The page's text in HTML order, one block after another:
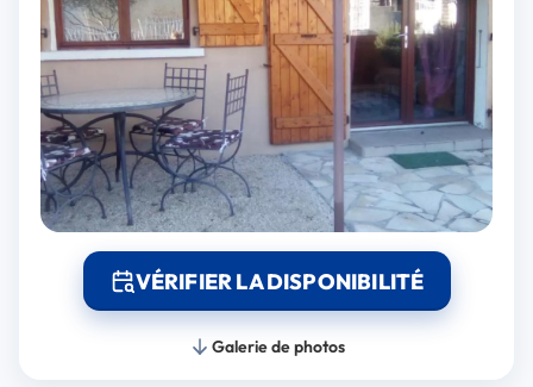
VÉRIFIER LA DISPONIBILITÉ
Galerie de photos